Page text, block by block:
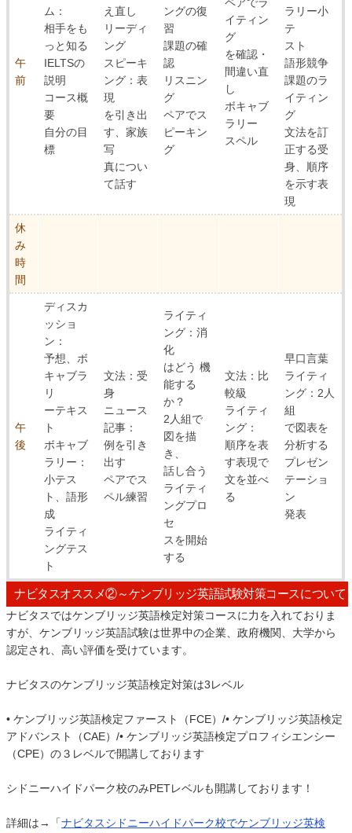
午
前
ム：
相手をも
っと知る
IELTSの
説明
コース概
要
自分の目
標
え直し
リーディ
ング
スピーキ
ング：表
現
を引き出
す、家族
写
真につい
て話す
ングの復
習
課題の確
認
リスニン
グ
ペアでス
ピーキン
グ
ペアでラ
イティン
グ
を確認・
間違い直
し
ボキャブ
ラリー
スペル
ラリー小
テ
スト
語形競争
課題のラ
イティン
グ
文法を訂
正する受
身、順序
を示す表
現
休
み
時
間
午
後
ディスカ
ッショ
ン：
予想、ボ
キャブラ
リ
ーテキス
ト
ボキャブ
ラリー：
小テス
ト、語形
成
ライティ
ングテス
ト
文法：受
身
ニュース
記事：
例を引き
出す
ペアでス
ペル練習
ライティ
ング：消
化
はどう 機
能する
か？
2人組で
図を描
き、
話し合う
ライティ
ングプロ
セ
スを開始
する
文法：比
較級
ライティ
ング：
順序を表
す表現で
文を並べ
る
早口言葉
ライティ
ング：2人
組
で図表を
分析する
プレゼン
テーショ
ン
発表
ナビタスオススメ②～ケンブリッジ英語試験対策コースについて
ナビタスではケンブリッジ英語検定対策コースに力を入れておりま
すが、ケンブリッジ英語試験は世界中の企業、政府機関、大学から
認定され、高い評価を受けています。
ナビタスのケンブリッジ英語検定対策は3レベル
• ケンブリッジ英語検定ファースト（FCE）/• ケンブリッジ英語検定
アドバンスト（CAE）/• ケンブリッジ英語検定プロフィシエンシー
（CPE）の３レベルで開講しております
シドニーハイドパーク校のみPETレベルも開講しております！
詳細は→「ナビタスシドニーハイドパーク校でケンブリッジ英検